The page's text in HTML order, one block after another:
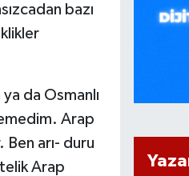
bazı
da Osmanlı
Arap
arı- duru
Arap